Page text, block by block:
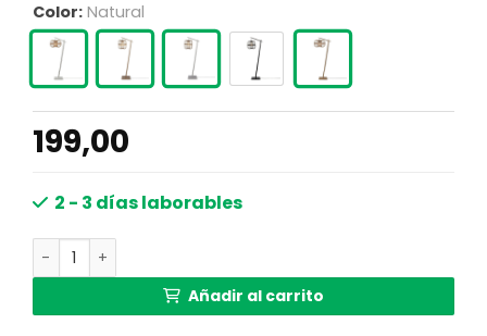
Color: Natural
199,00
2 - 3 días laborables
Lámpara de pie redonda de bambú natural Hokkaido -
Añadir al carrito